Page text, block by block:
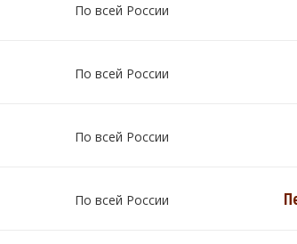
По всей России
По всей России
По всей России
По всей России